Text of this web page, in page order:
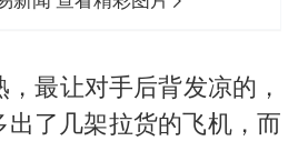
最让对手后背发凉的，
了几架拉货的飞机，而